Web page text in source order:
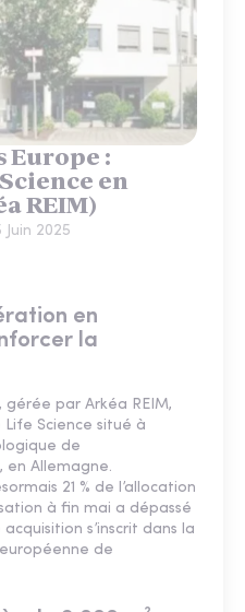
Europe :
en
REIM)
Juin 2025
en
la
gérée par Arkéa REIM,
Science situé à
de
en Allemagne.
21 % de l’allocation
à fin mai a dépassé
s’inscrit dans la
de